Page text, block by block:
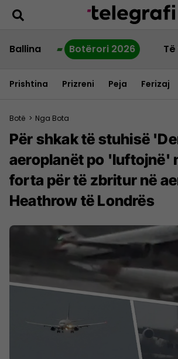
Ballina Botërori 2026
Prishtina Prizreni Peja Ferizaj
Botë > Nga Bota
Për shkak të stuhisë
aeroplanët po 'luftojnë'
forta për të zbritur në
Heathrow të Londrës